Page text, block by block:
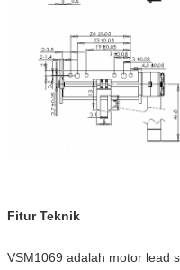
Fitur Teknik
VSM1069 adalah motor lead